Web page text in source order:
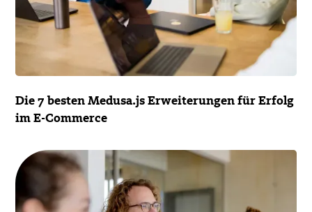
Die 7 besten Medusa.js Erweiterungen für Erfolg
im E-Commerce